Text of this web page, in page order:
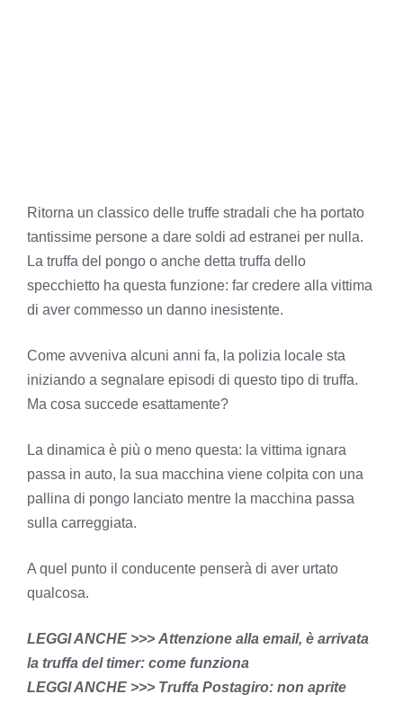
Ritorna un classico delle truffe stradali che ha portato
tantissime persone a dare soldi ad estranei per nulla.
La truffa del pongo o anche detta truffa dello
specchietto ha questa funzione: far credere alla vittima
di aver commesso un danno inesistente.
Come avveniva alcuni anni fa, la polizia locale sta
iniziando a segnalare episodi di questo tipo di truffa.
Ma cosa succede esattamente?
La dinamica è più o meno questa: la vittima ignara
passa in auto, la sua macchina viene colpita con una
pallina di pongo lanciato mentre la macchina passa
sulla carreggiata.
A quel punto il conducente penserà di aver urtato
qualcosa.
LEGGI ANCHE >>> Attenzione alla email, è arrivata
la truffa del timer: come funziona
LEGGI ANCHE >>> Truffa Postagiro: non aprite